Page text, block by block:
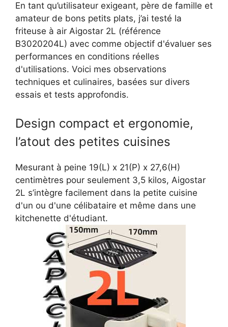
En tant qu’utilisateur exigeant, père de famille et
amateur de bons petits plats, j’ai testé la
friteuse à air Aigostar 2L (référence
B3020204L) avec comme objectif d'évaluer ses
performances en conditions réelles
d'utilisations. Voici mes observations
techniques et culinaires, basées sur divers
essais et tests approfondis.
Design compact et ergonomie,
l’atout des petites cuisines
Mesurant à peine 19(L) x 21(P) x 27,6(H)
centimètres pour seulement 3,5 kilos, Aigostar
2L s’intègre facilement dans la petite cuisine
d'un ou d'une célibataire et même dans une
kitchenette d'étudiant.